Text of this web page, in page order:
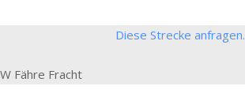
Diese Strecke anfragen.
Fähre Fracht